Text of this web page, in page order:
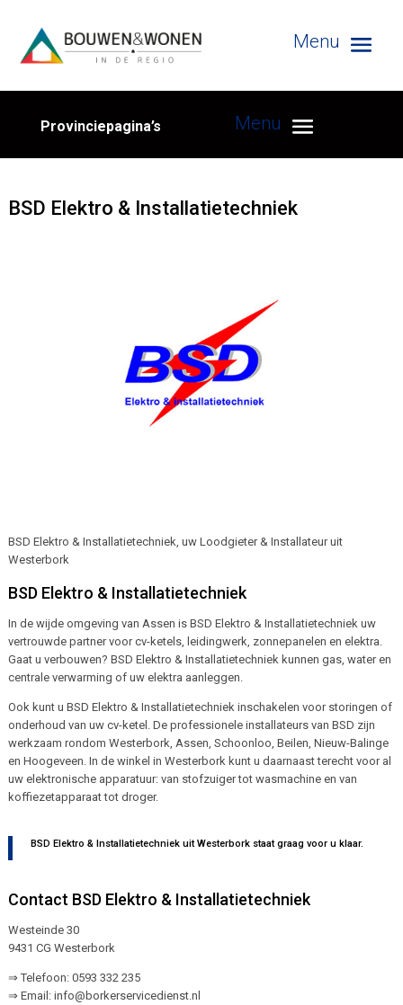
Provinciepagina’s
BSD Elektro & Installatietechniek
BSD Elektro & Installatietechniek, uw Loodgieter & Installateur uit
Westerbork
BSD Elektro & Installatietechniek
In de wijde omgeving van Assen is BSD Elektro & Installatietechniek uw
vertrouwde partner voor cv-ketels, leidingwerk, zonnepanelen en elektra.
Gaat u verbouwen? BSD Elektro & Installatietechniek kunnen gas, water en
centrale verwarming of uw elektra aanleggen.
Ook kunt u BSD Elektro & Installatietechniek inschakelen voor storingen of
onderhoud van uw cv-ketel. De professionele installateurs van BSD zijn
werkzaam rondom Westerbork, Assen, Schoonloo, Beilen, Nieuw-Balinge
en Hoogeveen. In de winkel in Westerbork kunt u daarnaast terecht voor al
uw elektronische apparatuur: van stofzuiger tot wasmachine en van
koffiezetapparaat tot droger.
BSD Elektro & Installatietechniek uit Westerbork staat graag voor u klaar.
Contact BSD Elektro & Installatietechniek
Westeinde 30
9431 CG Westerbork
⇒ Telefoon: 0593 332 235
⇒ Email: info@borkerservicedienst.nl